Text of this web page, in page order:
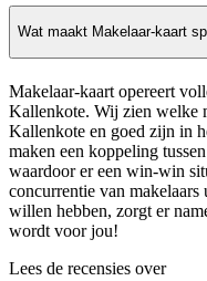
Wat maakt Makelaar-kaart
Makelaar-kaart opereert
Kallenkote. Wij zien welke
Kallenkote en goed zijn in
maken een koppeling
waardoor er een win-win
concurrentie van
willen hebben, zorgt er
wordt voor jou!
Lees de recensies over